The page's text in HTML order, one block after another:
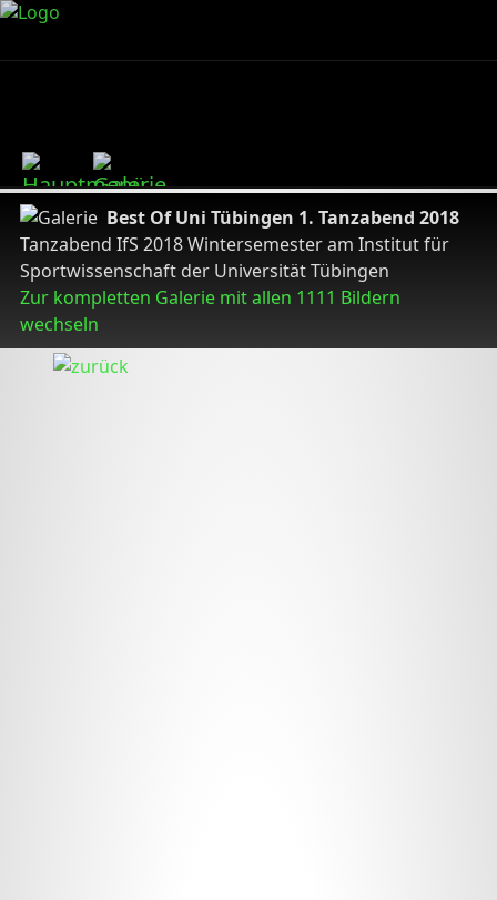
Best Of Uni Tübingen 1. Tanzabend 2018
Tanzabend IfS 2018 Wintersemester am Institut für
Sportwissenschaft der Universität Tübingen
Zur kompletten Galerie mit allen 1111 Bildern
wechseln